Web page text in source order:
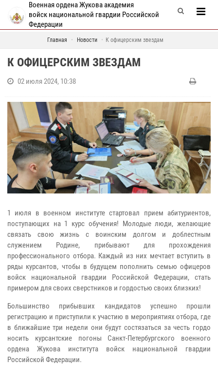
Военная ордена Жукова академия
войск национальной гвардии Российской
Федерации
Главная Новости К офицерским звездам
К ОФИЦЕРСКИМ ЗВЕЗДАМ
02 июля 2024, 10:38
1 июля в военном институте стартовал прием абитуриентов,
поступающих на 1 курс обучения! Молодые люди, желающие
связать свою жизнь с воинским долгом и доблестным
служением Родине, прибывают для прохождения
профессионального отбора. Каждый из них мечтает вступить в
ряды курсантов, чтобы в будущем пополнить семью офицеров
войск национальной гвардии Российской Федерации, стать
примером для своих сверстников и гордостью своих близких!
Большинство прибывших кандидатов успешно прошли
регистрацию и приступили к участию в мероприятиях отбора, где
в ближайшие три недели они будут состязаться за честь гордо
носить курсантские погоны Санкт-Петербургского военного
ордена Жукова института войск национальной гвардии
Российской Федерации.